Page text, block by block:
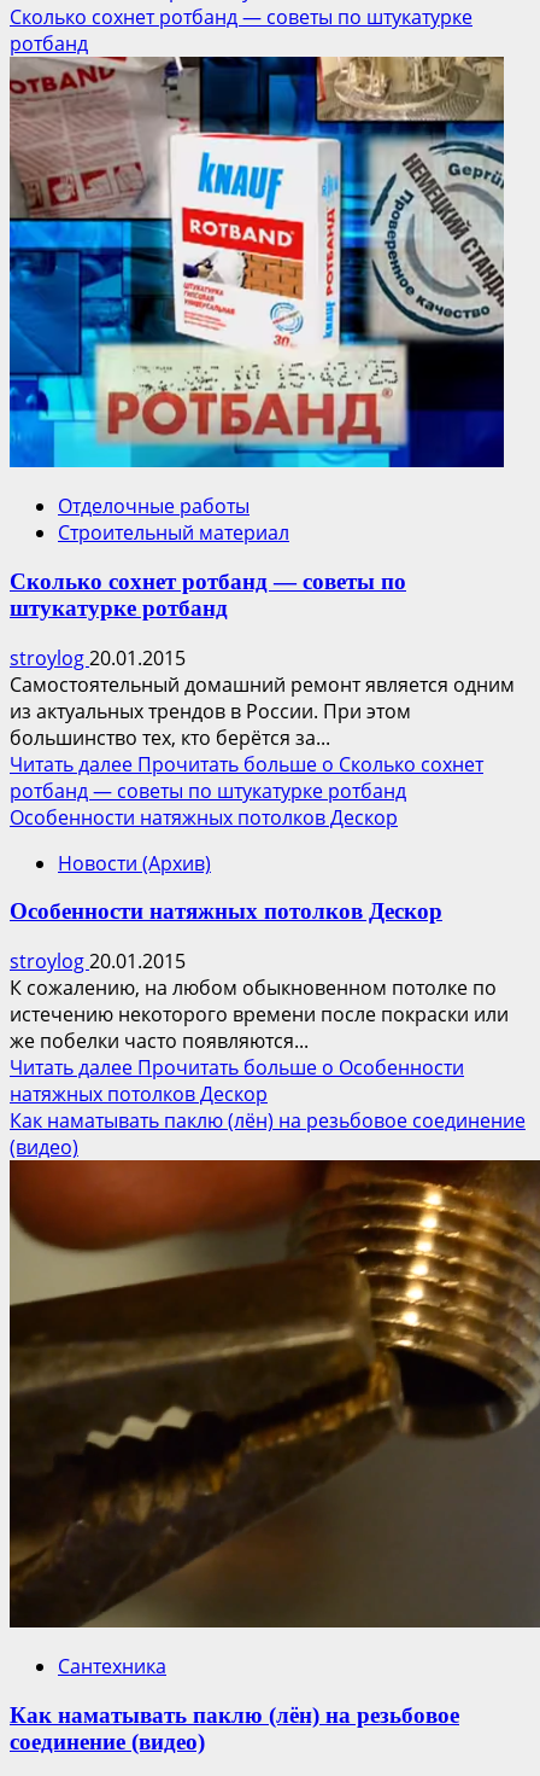
Сколько сохнет ротбанд — советы по штукатурке
ротбанд
Отделочные работы
Строительный материал
Сколько сохнет ротбанд — советы по
штукатурке ротбанд
stroylog20.01.2015
Самостоятельный домашний ремонт является одним
из актуальных трендов в России. При этом
большинство тех, кто берётся за...
Читать далее Прочитать больше о Сколько сохнет
ротбанд — советы по штукатурке ротбанд
Особенности натяжных потолков Дескор
Новости (Архив)
Особенности натяжных потолков Дескор
stroylog20.01.2015
К сожалению, на любом обыкновенном потолке по
истечению некоторого времени после покраски или
же побелки часто появляются...
Читать далее Прочитать больше о Особенности
натяжных потолков Дескор
Как наматывать паклю (лён) на резьбовое соединение
(видео)
Сантехника
Как наматывать паклю (лён) на резьбовое
соединение (видео)